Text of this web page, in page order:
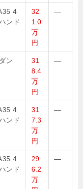
4
ンド
32
1.0
万
円
—
ン
31
8.4
万
円
—
4
ンド
31
7.3
万
円
—
4
ンド
29
6.2
万
—